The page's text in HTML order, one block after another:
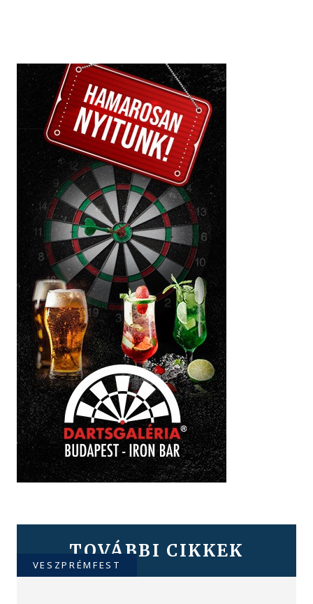
TOVÁBBI CIKKEK
VESZPRÉMFEST